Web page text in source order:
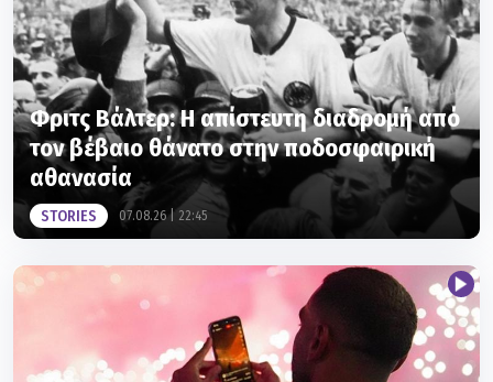
Φριτς Βάλτερ: Η απίστευτη διαδρομή από
τον βέβαιο θάνατο στην ποδοσφαιρική
αθανασία
STORIES 07.08.26 | 22:45